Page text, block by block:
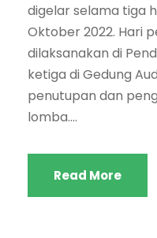
digelar selama tiga
Oktober 2022. Hari
dilaksanakan di
ketiga di Gedung
penutupan dan
lomba....
Read More